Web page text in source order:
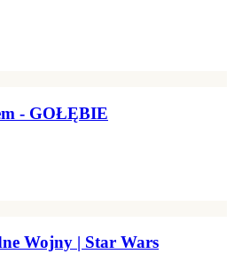
- GOŁĘBIE
Wojny | Star Wars